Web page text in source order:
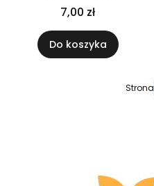
7,00 zł
Do koszyka
Strona